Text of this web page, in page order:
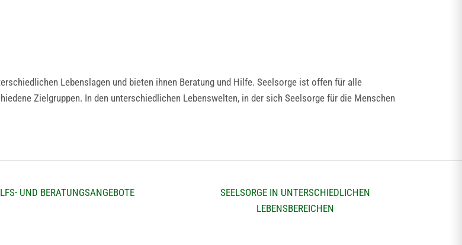
Lebenslagen und bieten ihnen Beratung und Hilfe. Seelsorge ist offen für alle
Zielgruppen. In den unterschiedlichen Lebenswelten, in der sich Seelsorge für die Menschen
UND BERATUNGSANGEBOTE
SEELSORGE IN UNTERSCHIEDLICHEN
LEBENSBEREICHEN